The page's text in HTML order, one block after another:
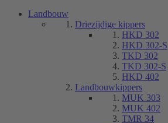
Landbouw
Driezijdige kippers
HKD 302
HKD 302-S
TKD 302
TKD 302-S
HKD 402
Landbouwkippers
MUK 303
MUK 402
TMR 34